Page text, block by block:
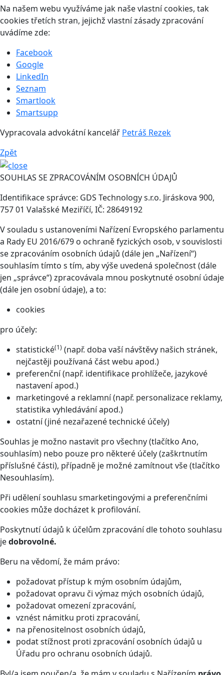
Na našem webu využíváme jak naše vlastní cookies, tak
cookies třetích stran, jejichž vlastní zásady zpracování
uvádíme zde:
Facebook
Google
LinkedIn
Seznam
Smartlook
Smartsupp
Vypracovala advokátní kancelář Petráš Rezek
Zpět
SOUHLAS SE ZPRACOVÁNÍM OSOBNÍCH ÚDAJŮ
Identifikace správce: GDS Technology s.r.o. Jiráskova 900,
757 01 Valašské Meziříčí, IČ: 28649192
V souladu s ustanoveními Nařízení Evropského parlamentu
a Rady EU 2016/679 o ochraně fyzických osob, v souvislosti
se zpracováním osobních údajů (dále jen „Nařízení“)
souhlasím tímto s tím, aby výše uvedená společnost (dále
jen „správce“) zpracovávala mnou poskytnuté osobní údaje
(dále jen osobní údaje), a to:
cookies
pro účely:
statistické(1) (např. doba vaší návštěvy našich stránek,
nejčastěji používaná část webu apod.)
preferenční (např. identifikace prohlížeče, jazykové
nastavení apod.)
marketingové a reklamní (např. personalizace reklamy,
statistika vyhledávání apod.)
ostatní (jiné nezařazené technické účely)
Souhlas je možno nastavit pro všechny (tlačítko Ano,
souhlasím) nebo pouze pro některé účely (zaškrtnutím
příslušné části), případně je možné zamítnout vše (tlačítko
Nesouhlasím).
Při udělení souhlasu smarketingovými a preferenčními
cookies může docházet k profilování.
Poskytnutí údajů k účelům zpracování dle tohoto souhlasu
jedobrovolné.
Beru na vědomí, že mám právo:
požadovat přístup k mým osobním údajům,
požadovat opravu či výmaz mých osobních údajů,
požadovat omezení zpracování,
vznést námitku proti zpracování,
na přenositelnost osobních údajů,
podat stížnost proti zpracování osobních údajů u
Úřadu pro ochranu osobních údajů.